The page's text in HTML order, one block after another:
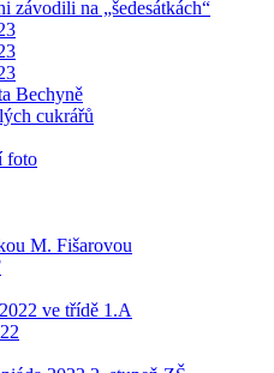
závodili na „šedesátkách“
Bechyně
cukrářů
foto
M. Fišarovou
ve třídě 1.A